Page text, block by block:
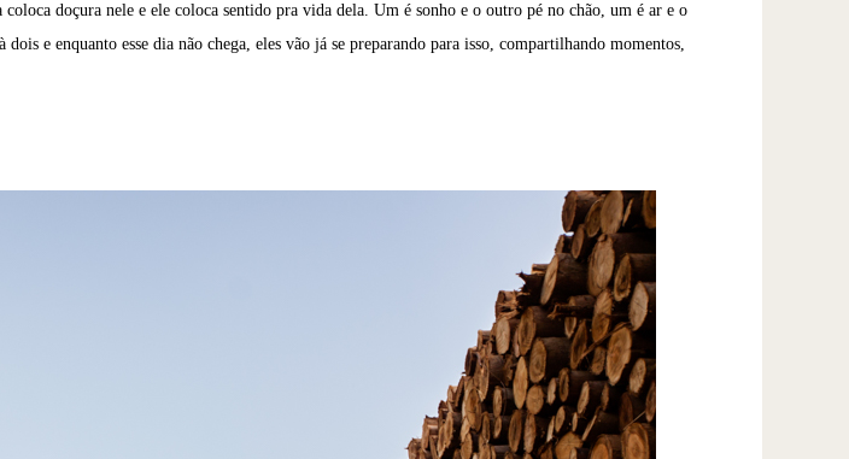
doçura nele e ele coloca sentido pra vida dela. Um é sonho e o outro pé no chão, um é ar e o
e enquanto esse dia não chega, eles vão já se preparando para isso, compartilhando momentos,